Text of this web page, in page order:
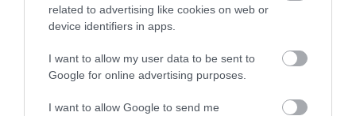
related to advertising like cookies on web or
device identifiers in apps.
I want to allow my user data to be sent to
Google for online advertising purposes.
I want to allow Google to send me
σημειώνονται με*